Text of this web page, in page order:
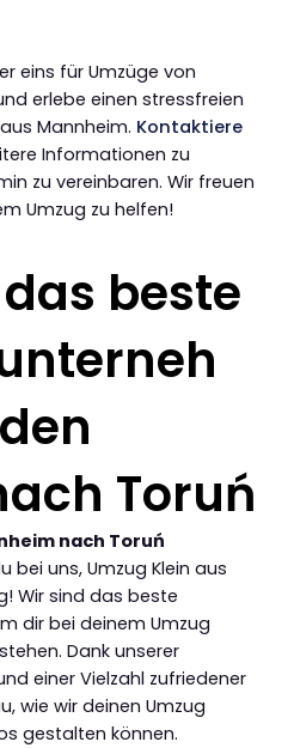
eins für Umzüge von
erlebe einen stressfreien
Mannheim. Kontaktiere
Informationen zu
zu vereinbaren. Wir freuen
Umzug zu helfen!
beste
Toruń
nach Toruń
bei uns, Umzug Klein aus
Wir sind das beste
dir bei deinem Umzug
Dank unserer
einer Vielzahl zufriedener
wie wir deinen Umzug
gestalten können.